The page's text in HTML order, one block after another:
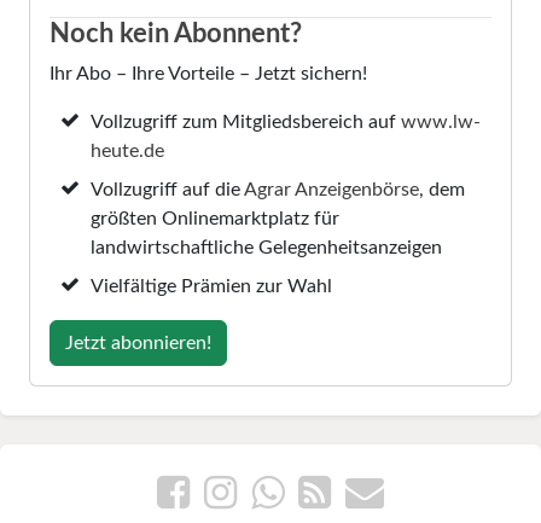
Noch kein Abonnent?
Ihr Abo – Ihre Vorteile – Jetzt sichern!
Vollzugriff zum Mitgliedsbereich aufwww.lw-
heute.de
Vollzugriff auf dieAgrar Anzeigenbörse, dem
größten Onlinemarktplatz für
landwirtschaftliche Gelegenheitsanzeigen
Vielfältige Prämien zur Wahl
Jetzt abonnieren!